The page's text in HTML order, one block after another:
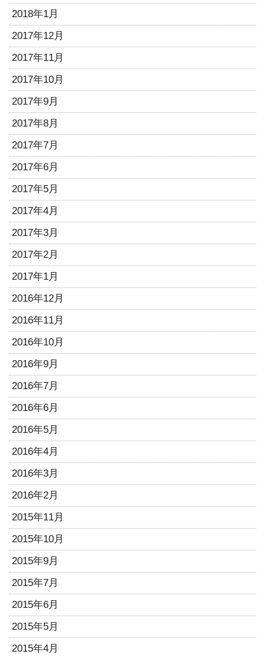
2018年1月
2017年12月
2017年11月
2017年10月
2017年9月
2017年8月
2017年7月
2017年6月
2017年5月
2017年4月
2017年3月
2017年2月
2017年1月
2016年12月
2016年11月
2016年10月
2016年9月
2016年7月
2016年6月
2016年5月
2016年4月
2016年3月
2016年2月
2015年11月
2015年10月
2015年9月
2015年7月
2015年6月
2015年5月
2015年4月